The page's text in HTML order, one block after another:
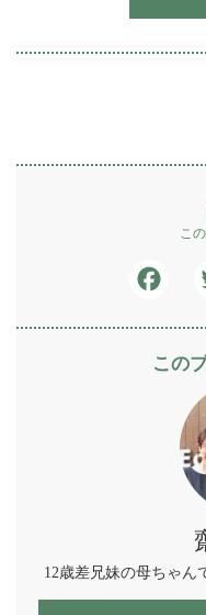
こ
この
12歳差兄妹の母ちゃん